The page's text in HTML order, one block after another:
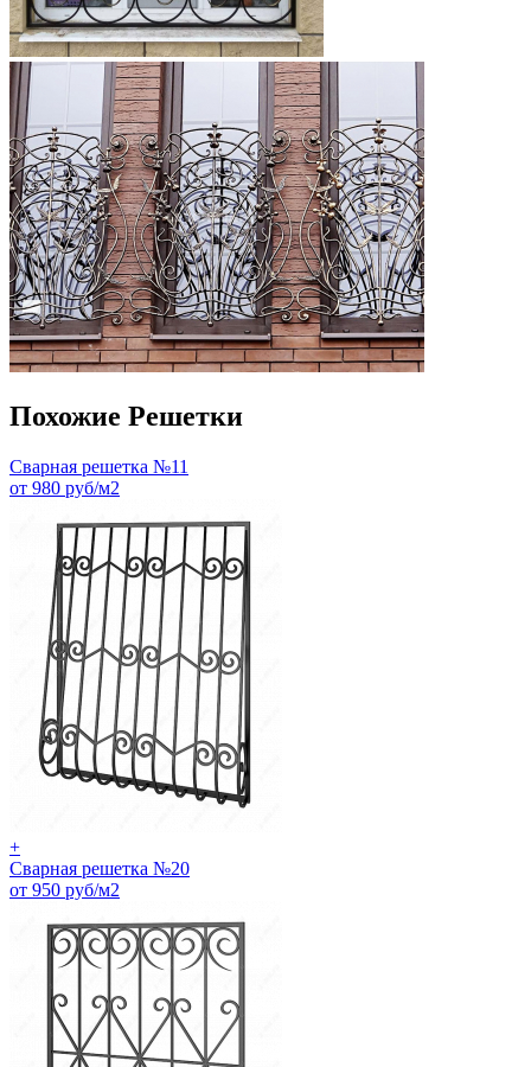
Похожие Решетки
Сварная решетка №11
от 980 руб/м2
+
Сварная решетка №20
от 950 руб/м2